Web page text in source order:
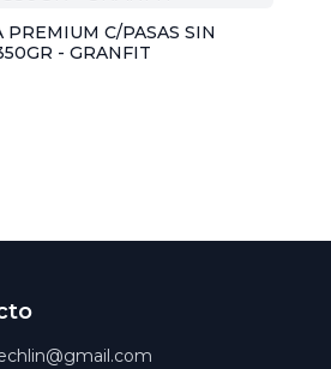
PREMIUM C/PASAS SIN
- GRANFIT